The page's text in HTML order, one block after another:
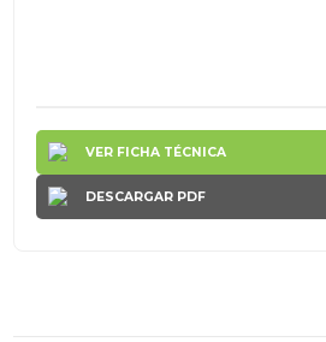
VER FICHA TÉCNICA
DESCARGAR PDF